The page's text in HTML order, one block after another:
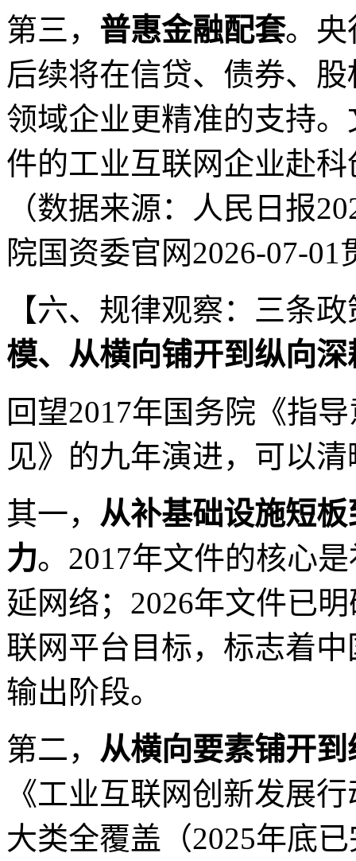
第三， 普惠金融配套。央
后续将在信贷、债券、
领域企业更精准的支持
件的工业互联网企业赴
（数据来源：人民日报
院国资委官网2026-07-
【六、规律观察：三条
模、从横向铺开到纵向
回望2017年国务院《指
见》的九年演进，可以
其一， 从补基础设施短
力。2017年文件的核心
延网络；2026年文件已
联网平台目标，标志着
输出阶段。
第二， 从横向要素铺开
《工业互联网创新发展
大类全覆盖（2025年底